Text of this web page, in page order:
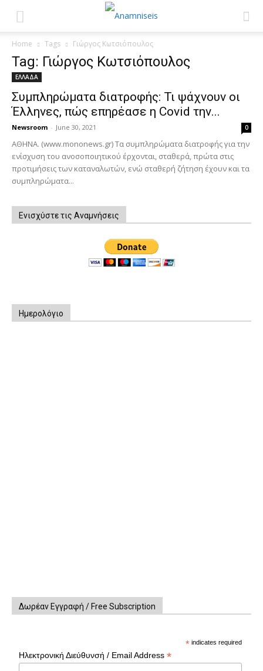
Home Tags Γιώργος Κωτσιόπουλος
Tag: Γιώργος Κωτσιόπουλος
ΕΛΛΑΔΑ
Συμπληρώματα διατροφής: Τι ψάχνουν οι
Έλληνες, πώς επηρέασε η Covid την...
Newsroom - June 30, 2021 0
ΑΘΗΝΑ. (www.mononews.gr) Τα συμπληρώματα διατροφής για την
ενίσχυση του ανοσοποιητικού έρχονται, σταθερά, πρώτα στις
προτιμήσεις των καταναλωτών, ενώ σταθερή ζήτηση έχουν και τα
συμπληρώματα...
Ενισχύστε τις Αναμνήσεις
Ημερολόγιο
Δωρέαν Εγγραφή / Free Subscription
* indicates required
Ηλεκτρονική Διεύθυνσή / Email Address*